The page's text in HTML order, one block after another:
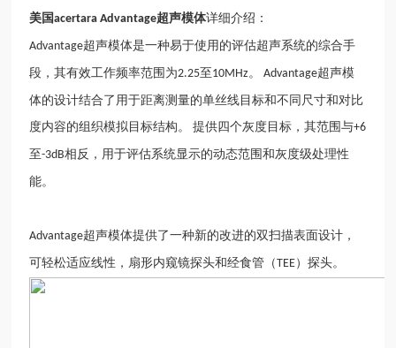
美国acertara Advantage超声模体详细介绍：
Advantage超声模体是一种易于使用的评估超声系统的综合手
段，其有效工作频率范围为2.25至10MHz 。 Advantage超声模
体的设计结合了用于距离测量的单丝线目标和不同尺寸和对比
度内容的组织模拟目标结构。
提供四个灰度目标，其范围与+6
至-3dB相反，用于评估系统显示的动态范围和灰度级处理性
能。
Advantage超声模体提供了一种新的改进的双扫描表面设计，
可轻松适应线性，扇形内窥镜探头和经食管（TEE）探头。